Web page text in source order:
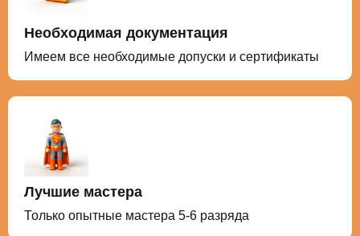
Необходимая документация
Имеем все необходимые допуски и сертификаты
Лучшие мастера
Только опытные мастера 5-6 разряда